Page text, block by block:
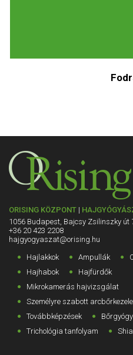
ORISING KÖZPONT |
1056 Budapest, Bajcsy Zsilinszky út
+36 20 423 2208
hajgyogyaszat@orising.hu
Hajlakkok
Ampullák
Hajhabok
Hajfürdők
Mikrokamerás hajvizsgálat
Személyre szabott
Továbbképzések
Trichológia tanfolyam